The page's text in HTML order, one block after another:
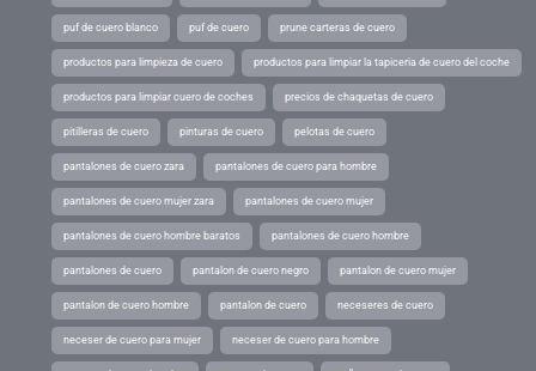
puf de cuero blanco puf de cuero prune carteras de cuero
productos para limpieza de cuero productos para limpiar la tapiceria de cuero del coche
productos para limpiar cuero de coches precios de chaquetas de cuero
pitilleras de cuero pinturas de cuero pelotas de cuero
pantalones de cuero zara pantalones de cuero para hombre
pantalones de cuero mujer zara pantalones de cuero mujer
pantalones de cuero hombre baratos pantalones de cuero hombre
pantalones de cuero pantalon de cuero negro pantalon de cuero mujer
pantalon de cuero hombre pantalon de cuero neceseres de cuero
neceser de cuero para mujer neceser de cuero para hombre